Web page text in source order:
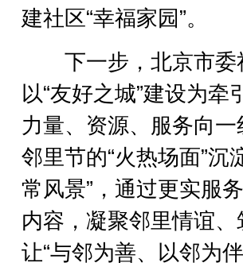
建社区“幸福家园”。
下一步，北京市委
以“友好之城”建设为牵
力量、资源、服务向
邻里节的“火热场面”沉
常风景”，通过更实服
内容，凝聚邻里情谊
让“与邻为善、以邻为